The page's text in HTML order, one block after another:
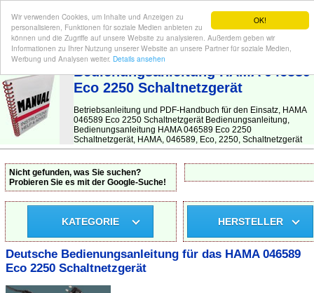
OK!
Wir verwenden Cookies, um Inhalte und Anzeigen zu
personalisieren, Funktionen für soziale Medien anbieten zu
können und die Zugriffe auf unsere Website zu analysieren. Außerdem geben wir
Informationen zu Ihrer Nutzung unserer Website an unsere Partner für soziale Medien,
Werbung und Analysen weiter. Details ansehen
BEDIENUNGSANLEITUNG| Hier finden Sie die deutsche Anleitung!
Bedienungsanleitung HAMA 046589
Eco 2250 Schaltnetzgerät
Betriebsanleitung und PDF-Handbuch für den Einsatz, HAMA
046589 Eco 2250 Schaltnetzgerät Bedienungsanleitung,
Bedienungsanleitung HAMA 046589 Eco 2250
Schaltnetzgerät, HAMA, 046589, Eco, 2250, Schaltnetzgerät
Nicht gefunden, was Sie suchen?
Probieren Sie es mit der Google-Suche!
KATEGORIE HERSTELLER
Deutsche Bedienungsanleitung für das HAMA 046589
Eco 2250 Schaltnetzgerät